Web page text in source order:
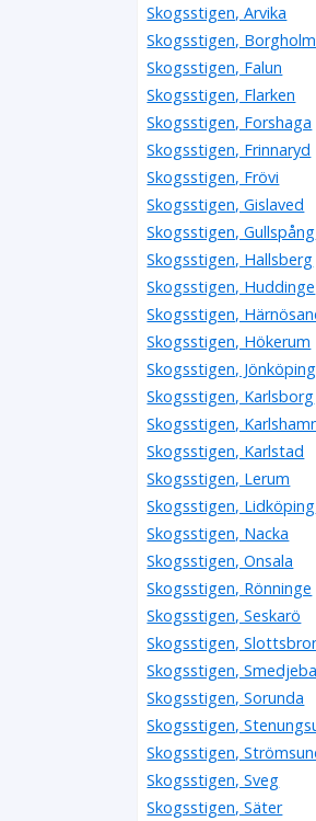
Skogsstigen, Arvika
Skogsstigen, Borgholm
Skogsstigen, Falun
Skogsstigen, Flarken
Skogsstigen, Forshaga
Skogsstigen, Frinnaryd
Skogsstigen, Frövi
Skogsstigen, Gislaved
Skogsstigen, Gullspång
Skogsstigen, Hallsberg
Skogsstigen, Huddinge
Skogsstigen,
Skogsstigen, Hökerum
Skogsstigen, Jönköping
Skogsstigen, Karlsborg
Skogsstigen,
Skogsstigen, Karlstad
Skogsstigen, Lerum
Skogsstigen, Lidköping
Skogsstigen, Nacka
Skogsstigen, Onsala
Skogsstigen, Rönninge
Skogsstigen, Seskarö
Skogsstigen,
Skogsstigen,
Skogsstigen, Sorunda
Skogsstigen,
Skogsstigen,
Skogsstigen, Sveg
Skogsstigen, Säter